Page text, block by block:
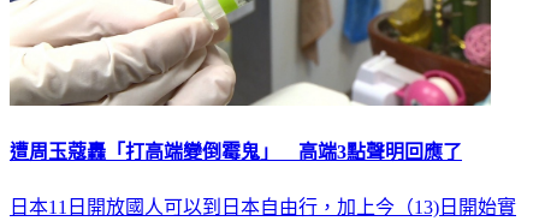
遭周玉蔻轟「打高端變倒霉鬼」 高端3點聲明回應了
日本11日開放國人可以到日本自由行，加上今（13)日開始實